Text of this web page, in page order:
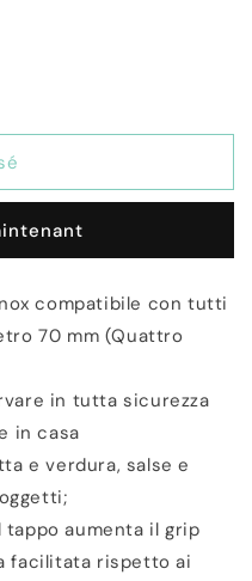
compatibile con tutti
70 mm (Quattro
in tutta sicurezza
in casa
e verdura, salse e
aumenta il grip
facilitata rispetto ai